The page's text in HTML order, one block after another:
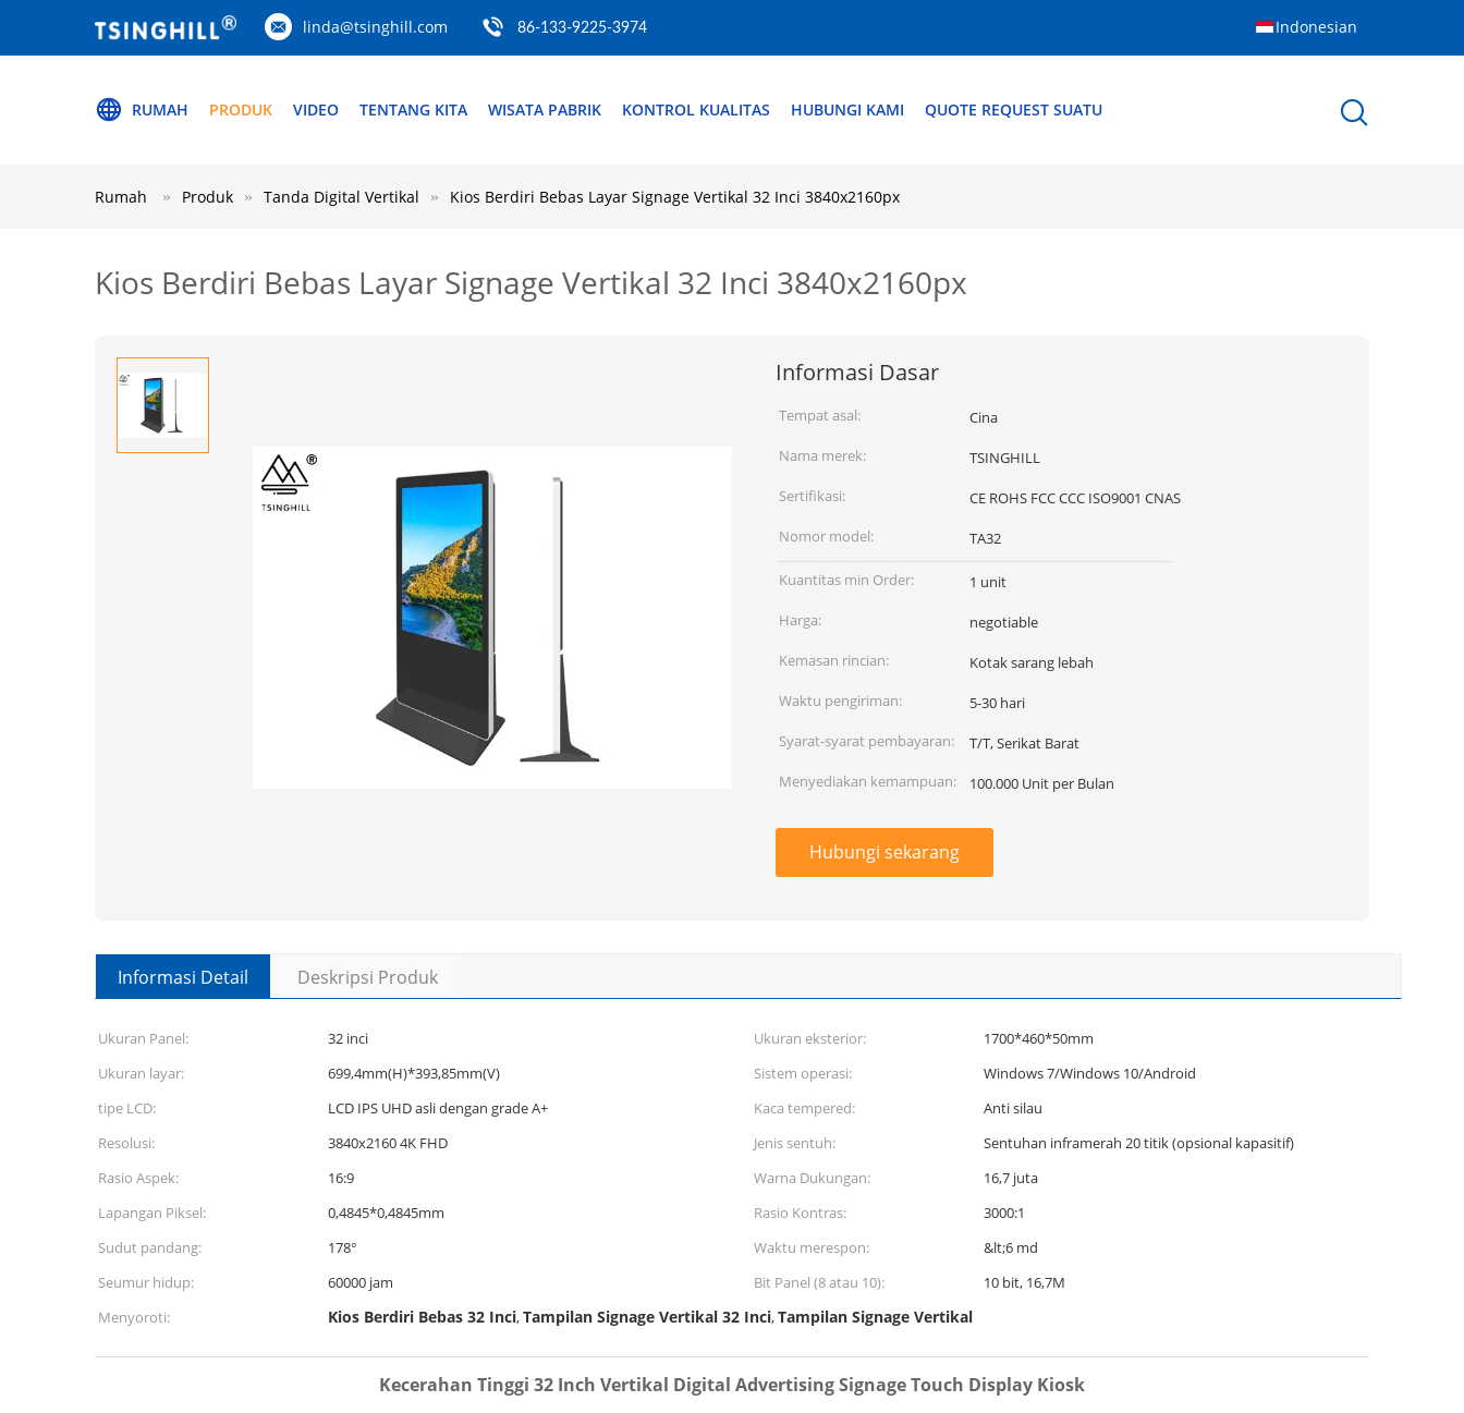
linda@tsinghill.com 86-133-9225-3974 Indonesian
RUMAH PRODUK VIDEO TENTANG KITA WISATA PABRIK KONTROL KUALITAS HUBUNGI KAMI QUOTE REQUEST SUATU
Rumah Produk Tanda Digital Vertikal Kios Berdiri Bebas Layar Signage Vertikal 32 Inci 3840x2160px
Kios Berdiri Bebas Layar Signage Vertikal 32 Inci 3840x2160px
Informasi Dasar
Tempat asal:
Cina
Nama merek:
TSINGHILL
Sertifikasi:
CE ROHS FCC CCC ISO9001 CNAS
Nomor model:
TA32
Kuantitas min Order:
1 unit
Harga:
negotiable
Kemasan rincian:
Kotak sarang lebah
Waktu pengiriman:
5-30 hari
Syarat-syarat pembayaran:
T/T, Serikat Barat
Menyediakan kemampuan:
100.000 Unit per Bulan
Hubungi sekarang
Informasi Detail Deskripsi Produk
Ukuran Panel: 32 inci Ukuran eksterior:
1700*460*50mm
Ukuran layar:
699,4mm(H)*393,85mm(V) Sistem operasi:
Windows 7/Windows 10/Android
tipe LCD:
LCD IPS UHD asli dengan grade A+ Kaca tempered:
Anti silau
Resolusi:
3840x2160 4K FHD Jenis sentuh:
Sentuhan inframerah 20 titik (opsional kapasitif)
Rasio Aspek:
16:9 Warna Dukungan:
16,7 juta
Lapangan Piksel:
0,4845*0,4845mm Rasio Kontras:
3000:1
Sudut pandang:
178° Waktu merespon:
&lt;6 md
Seumur hidup:
60000 jam Bit Panel (8 atau 10):
10 bit, 16,7M
Menyoroti:
Kios Berdiri Bebas 32 Inci,Tampilan Signage Vertikal 32 Inci,Tampilan Signage Vertikal
Kecerahan Tinggi 32 Inch Vertikal Digital Advertising Signage Touch Display Kiosk